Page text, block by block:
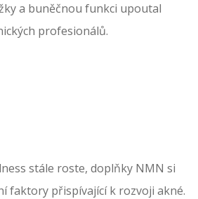
a buněčnou funkci upoutal
profesionálů.
stále roste, doplňky NMN si
faktory přispívající k rozvoji akné.